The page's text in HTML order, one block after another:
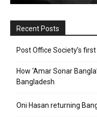
Recent Posts
Post Office Society’s
How ‘Amar Sonar
Bangladesh
Oni Hasan returning